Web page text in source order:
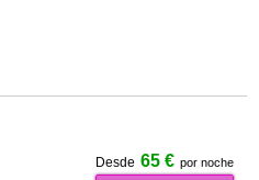
Desde 65 € por noche